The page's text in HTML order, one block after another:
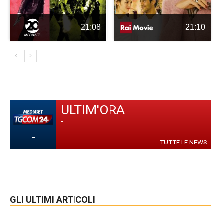
21:08 21:10
-
ULTIM'ORA
-
TUTTE LE NEWS
GLI ULTIMI ARTICOLI